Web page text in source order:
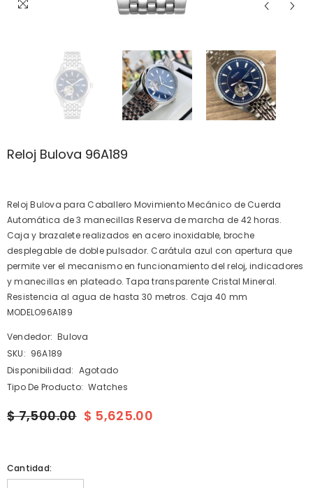
Reloj Bulova 96A189
Reloj Bulova para Caballero Movimiento Mecánico de Cuerda
Automática de 3 manecillas Reserva de marcha de 42 horas.
Caja y brazalete realizados en acero inoxidable, broche
desplegable de doble pulsador. Carátula azul con apertura que
permite ver el mecanismo en funcionamiento del reloj, indicadores
y manecillas en plateado. Tapa transparente Cristal Mineral.
Resistencia al agua de hasta 30 metros. Caja 40 mm
MODELO96A189
Vendedor: Bulova
SKU: 96A189
Disponibilidad: Agotado
Tipo De Producto: Watches
$ 7,500.00 $ 5,625.00
Cantidad: